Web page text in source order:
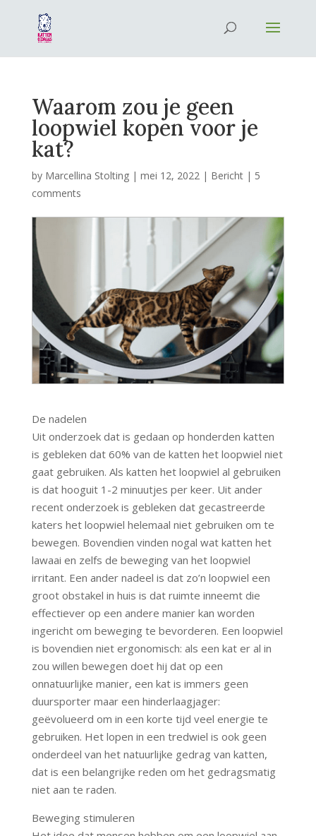
Waarom zou je geen
loopwiel kopen voor je
kat?
by Marcellina Stolting| mei 12, 2022| Bericht| 5
comments
De nadelen
Uit onderzoek dat is gedaan op honderden katten
is gebleken dat 60% van de katten het loopwiel niet
gaat gebruiken. Als katten het loopwiel al gebruiken
is dat hooguit 1-2 minuutjes per keer. Uit ander
recent onderzoek is gebleken dat gecastreerde
katers het loopwiel helemaal niet gebruiken om te
bewegen. Bovendien vinden nogal wat katten het
lawaai en zelfs de beweging van het loopwiel
irritant. Een ander nadeel is dat zo’n loopwiel een
groot obstakel in huis is dat ruimte inneemt die
effectiever op een andere manier kan worden
ingericht om beweging te bevorderen. Een loopwiel
is bovendien niet ergonomisch: als een kat er al in
zou willen bewegen doet hij dat op een
onnatuurlijke manier, een kat is immers geen
duursporter maar een hinderlaagjager:
geëvolueerd om in een korte tijd veel energie te
gebruiken. Het lopen in een tredwiel is ook geen
onderdeel van het natuurlijke gedrag van katten,
dat is een belangrijke reden om het gedragsmatig
niet aan te raden.
Beweging stimuleren